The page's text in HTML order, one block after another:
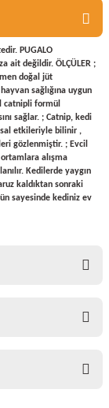
PUGALO
ait değildir. ÖLÇÜLER ;
doğal jüt
sağlığına uygun
catnipli formül
sağlar. ; Catnip, kedi
etkileriyle bilinir ,
gözlenmiştir. ; Evcil
alışma
Kedilerde yaygın
kaldıktan sonraki
sayesinde kediniz ev